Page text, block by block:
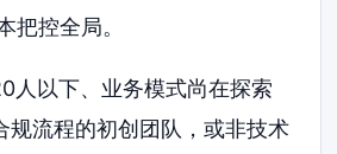
把控全局。
人以下、业务模式尚在探索
规流程的初创团队，或非技术